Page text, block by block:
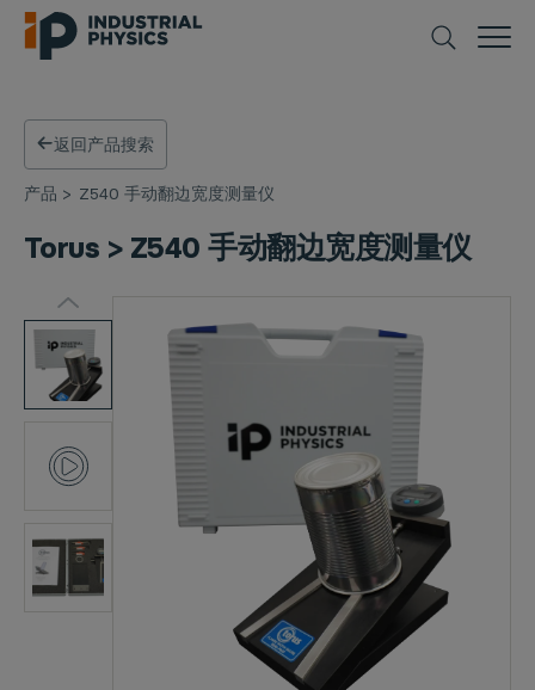
返回产品搜索
产品 > Z540 手动翻边宽度测量仪
Torus > Z540 手动翻边宽度测量仪